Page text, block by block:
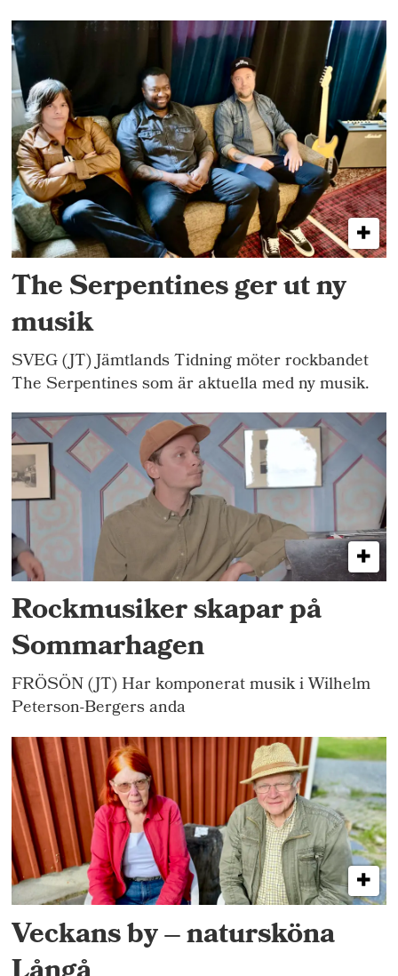
The Serpentines ger ut ny
musik
SVEG (JT) Jämtlands Tidning möter rockbandet
The Serpentines som är aktuella med ny musik.
Rockmusiker skapar på
Sommarhagen
FRÖSÖN (JT) Har komponerat musik i Wilhelm
Peterson-Bergers anda
Veckans by – natursköna